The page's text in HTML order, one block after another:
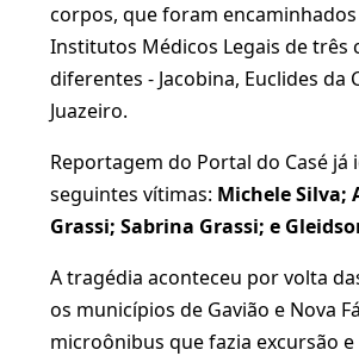
corpos, que foram
Institutos Médicos Legais de três
diferentes - Jacobina, Euclides da
Juazeiro.
Reportagem do Portal do Casé já
seguintes vítimas: Michele Silva;
Grassi; Sabrina Grassi; e
A tragédia aconteceu por volta
os municípios de Gavião e Nova
microônibus que fazia excursão